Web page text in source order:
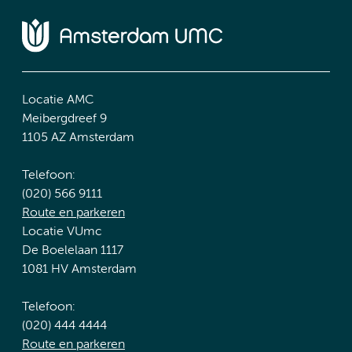
Locatie AMC
Meibergdreef 9
1105 AZ Amsterdam
Telefoon:
(020) 566 9111
Route en parkeren
Locatie VUmc
De Boelelaan 1117
1081 HV Amsterdam
Telefoon:
(020) 444 4444
Route en parkeren